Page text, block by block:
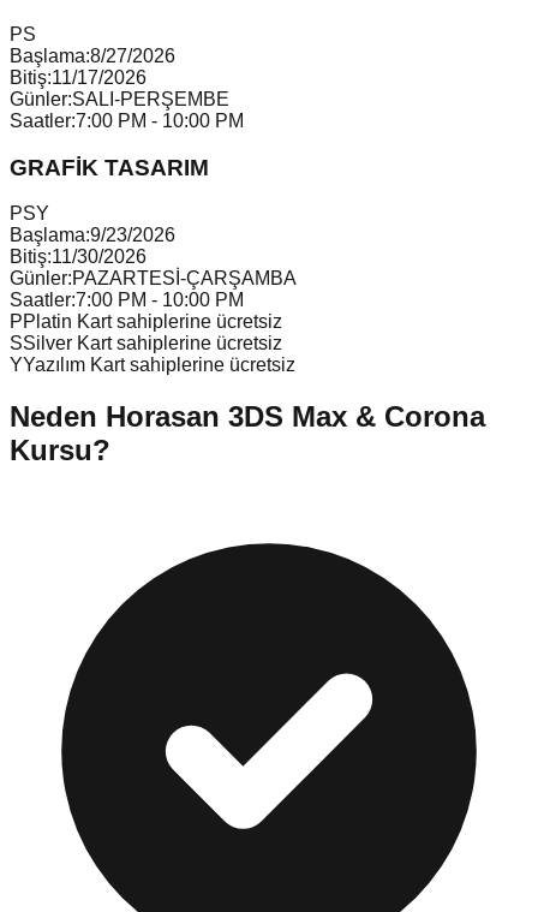
PS
Başlama:8/27/2026
Bitiş:11/17/2026
Günler:SALI-PERŞEMBE
Saatler:7:00 PM - 10:00 PM
GRAFİK TASARIM
PSY
Başlama:9/23/2026
Bitiş:11/30/2026
Günler:PAZARTESİ-ÇARŞAMBA
Saatler:7:00 PM - 10:00 PM
PPlatin Kart sahiplerine ücretsiz
SSilver Kart sahiplerine ücretsiz
YYazılım Kart sahiplerine ücretsiz
Neden Horasan 3DS Max & Corona
Kursu?